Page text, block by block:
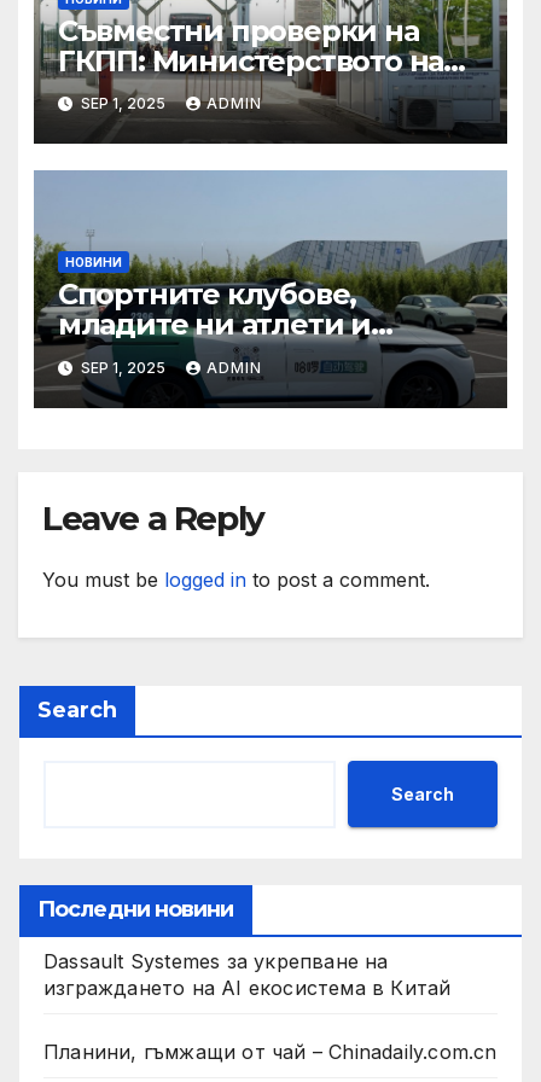
Съвместни проверки на
ГКПП: Министерството на
туризма и контролните
органи откриха нарушения
при пътувания
SEP 1, 2025 ADMIN
НОВИНИ
Спортните клубове,
младите ни атлети и
техните треньори имат
нужда от нашата подкрепа
и ние ще им я осигурим
SEP 1, 2025 ADMIN
Leave a Reply
You must be logged in to post a comment.
Search
Search
Последни новини
Dassault Systemes за укрепване на
изграждането на AI екосистема в Китай
Планини, гъмжащи от чай – Chinadaily.com.cn